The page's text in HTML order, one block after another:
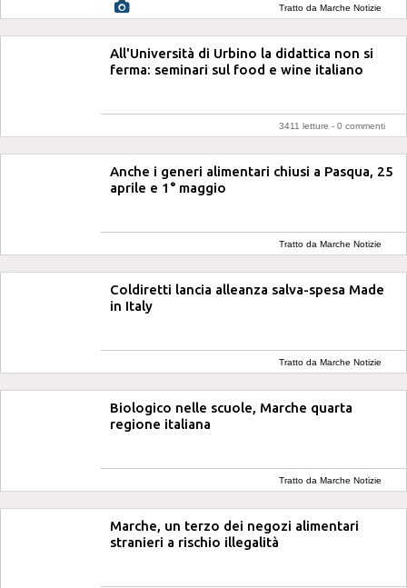
Tratto da Marche Notizie
All'Università di Urbino la didattica non si
ferma: seminari sul food e wine italiano
3411 letture - 0 commenti
Anche i generi alimentari chiusi a Pasqua, 25
aprile e 1° maggio
Tratto da Marche Notizie
Coldiretti lancia alleanza salva-spesa Made
in Italy
Tratto da Marche Notizie
Biologico nelle scuole, Marche quarta
regione italiana
Tratto da Marche Notizie
Marche, un terzo dei negozi alimentari
stranieri a rischio illegalità